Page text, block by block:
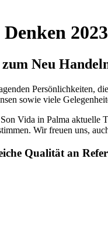
2023
Neu
Persönlichkeiten,
sowie viele
Vida in Palma aktuelle
Wir freuen uns,
Qualität an